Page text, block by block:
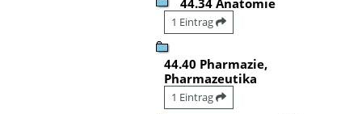
1 Eintrag
44.40 Pharmazie,
Pharmazeutika
1 Eintrag